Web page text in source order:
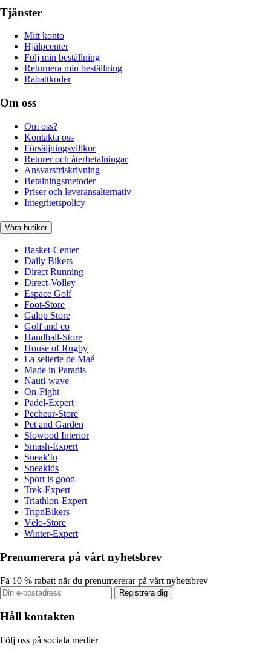
Tjänster
Mitt konto
Hjälpcenter
Följ min beställning
Returnera min beställning
Rabattkoder
Om oss
Om oss?
Kontakta oss
Försäljningsvillkor
Returer och återbetalningar
Ansvarsfriskrivning
Betalningsmetoder
Priser och leveransalternativ
Integritetspolicy
Våra butiker
Basket-Center
Daily Bikers
Direct Running
Direct-Volley
Espace Golf
Foot-Store
Galop Store
Golf and co
Handball-Store
House of Rugby
La sellerie de Maé
Made in Paradis
Nauti-wave
On-Fight
Padel-Expert
Pecheur-Store
Pet and Garden
Slowood Interior
Smash-Expert
Sneak'In
Sneakids
Sport is good
Trek-Expert
Triathlon-Expert
TripnBikers
Vélo-Store
Winter-Expert
Prenumerera på vårt nyhetsbrev
Få 10 % rabatt när du prenumererar på vårt nyhetsbrev
Registrera dig
Håll kontakten
Följ oss på sociala medier